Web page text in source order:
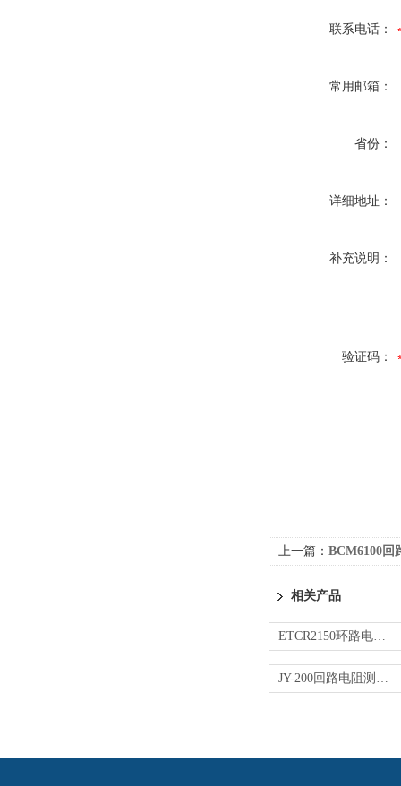
联系电话：
常用邮箱：
省份：
详细地址：
补充说明：
验证码：
上一篇： BCM6100回
相关产品
ETCR2150环路电阻测试仪
JY-200回路电阻测试仪